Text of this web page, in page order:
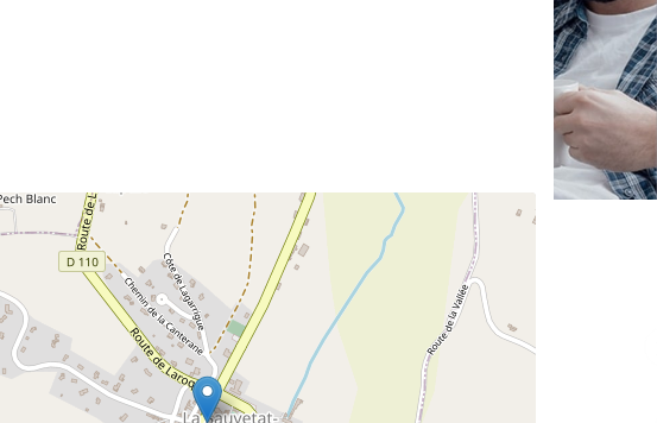
✕
Vous êtes un
professionnel ?